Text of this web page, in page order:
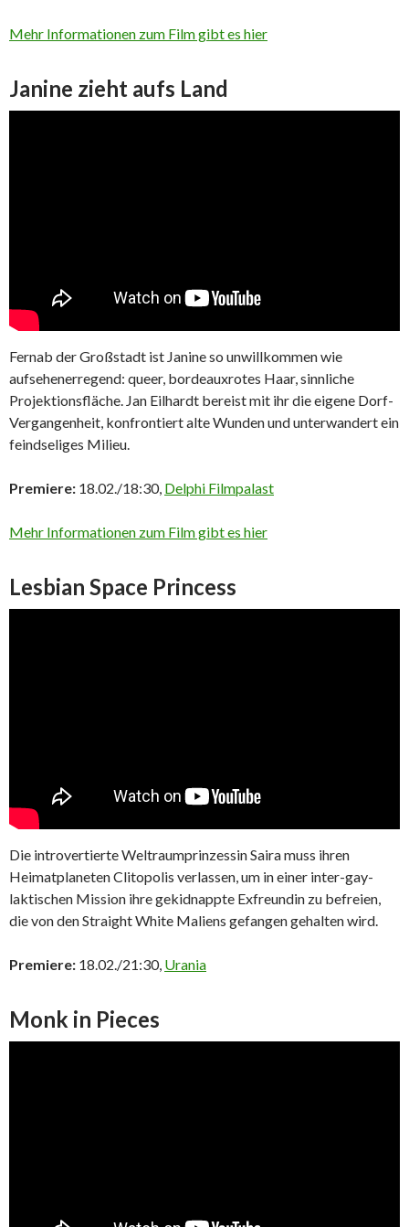
Mehr Informationen zum Film gibt es hier
Janine zieht aufs Land
Fernab der Großstadt ist Janine so unwillkommen wie
aufsehenerregend: queer, bordeauxrotes Haar, sinnliche
Projektionsfläche. Jan Eilhardt bereist mit ihr die eigene Dorf-
Vergangenheit, konfrontiert alte Wunden und unterwandert ein
feindseliges Milieu.
Premiere: 18.02./18:30, Delphi Filmpalast
Mehr Informationen zum Film gibt es hier
Lesbian Space Princess
Die introvertierte Weltraumprinzessin Saira muss ihren
Heimatplaneten Clitopolis verlassen, um in einer inter-gay-
laktischen Mission ihre gekidnappte Exfreundin zu befreien,
die von den Straight White Maliens gefangen gehalten wird.
Premiere: 18.02./21:30, Urania
Monk in Pieces